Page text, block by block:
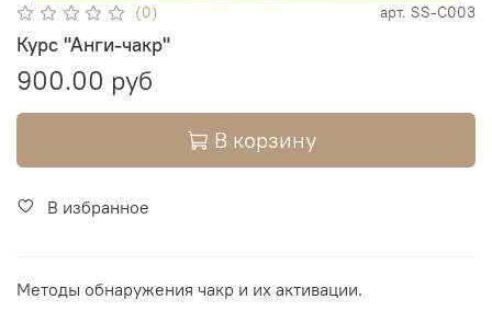
(0) арт. SS-C003
Курс "Анги-чакр"
900.00 руб
В корзину
В избранное
Методы обнаружения чакр и их активации.